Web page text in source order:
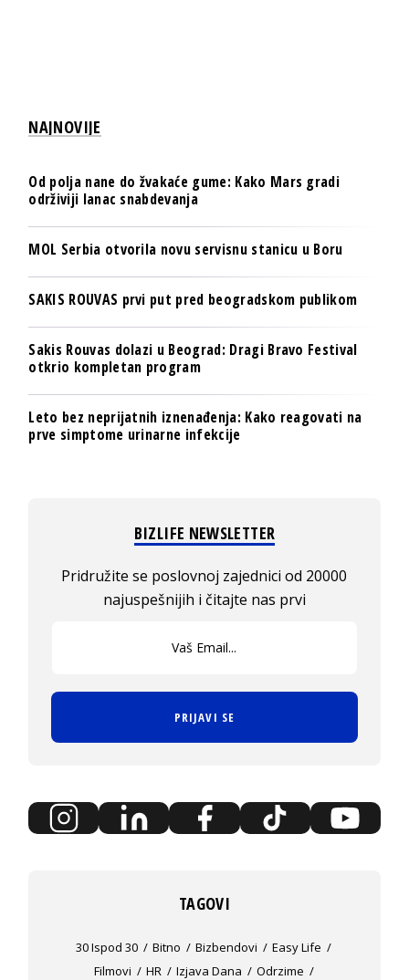
NAJNOVIJE
Od polja nane do žvakaće gume: Kako Mars gradi
održiviji lanac snabdevanja
MOL Serbia otvorila novu servisnu stanicu u Boru
SAKIS ROUVAS prvi put pred beogradskom publikom
Sakis Rouvas dolazi u Beograd: Dragi Bravo Festival
otkrio kompletan program
Leto bez neprijatnih iznenađenja: Kako reagovati na
prve simptome urinarne infekcije
BIZLIFE NEWSLETTER
Pridružite se poslovnoj zajednici od 20000
najuspešnijih i čitajte nas prvi
PRIJAVI SE
TAGOVI
30 Ispod 30 Bitno Bizbendovi
Easy Life
Filmovi
HR Izjava Dana
Odrzime